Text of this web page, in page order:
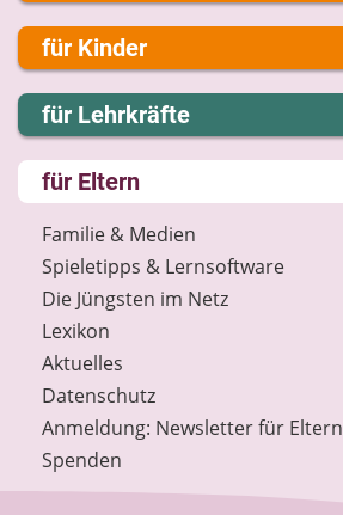
Über uns
Presse
Kontakt
Impressum
Internet-ABC Sitemap
Barrierefreiheit
Länderprojekte
für Kinder
Lernen und Schule
Hobby und Freizeit
Spiel und Spaß
Mitreden und Mitmachen
Lexikon
Datenschutz
Newsletter
für Lehrkräfte
Lernmodule
Unterrichts­materialien
Internet-ABC-Schule
Praxishilfen
Aktuelles
Materialbestellung
Lexikon
Datenschutz
Newsletter
Spenden
für Eltern
Familie & Medien
Spieletipps & Lernsoftware
Die Jüngsten im Netz
Lexikon
Aktuelles
Datenschutz
Anmeldung: Newsletter für Eltern
Spenden